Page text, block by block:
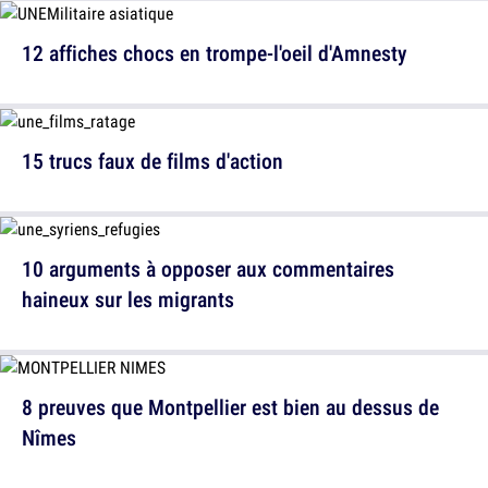
12 affiches chocs en trompe-l'oeil d'Amnesty
10 arguments à opposer aux commentaires
haineux sur les migrants
15 trucs faux de films d'action
8 preuves que Montpellier est bien au dessus de
Nîmes